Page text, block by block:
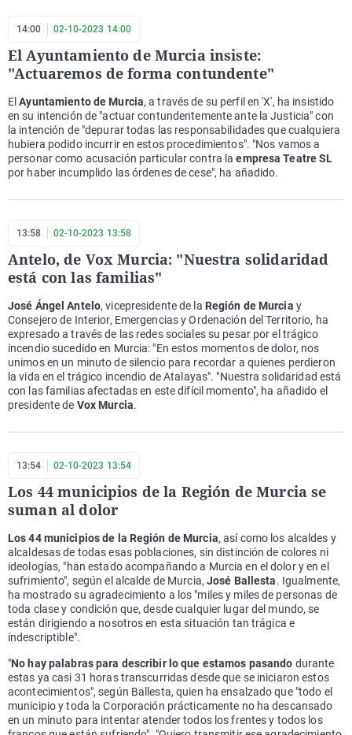
14:00 02-10-2023 14:00
El Ayuntamiento de Murcia insiste:
"Actuaremos de forma contundente"
ElAyuntamiento de Murcia, a través de su perfil en 'X', ha insistido
en su intención de "actuar contundentemente ante la Justicia" con
la intención de "depurar todas las responsabilidades que cualquiera
hubiera podido incurrir en estos procedimientos". "Nos vamos a
personar como acusación particular contra laempresa Teatre SL
por haber incumplido las órdenes de cese", ha añadido.
13:58 02-10-2023 13:58
Antelo, de Vox Murcia: "Nuestra solidaridad
está con las familias"
José Ángel Antelo, vicepresidente de la Región de Murcia y
Consejero de Interior, Emergencias y Ordenación del Territorio, ha
expresado a través de las redes sociales su pesar por el trágico
incendio sucedido en Murcia: "En estos momentos de dolor, nos
unimos en un minuto de silencio para recordar a quienes perdieron
la vida en el trágico incendio de Atalayas". "Nuestra solidaridad está
con las familias afectadas en este difícil momento", ha añadido el
presidente de Vox Murcia.
13:54 02-10-2023 13:54
Los 44 municipios de la Región de Murcia se
suman al dolor
Los 44 municipios de la Región de Murcia, así como los alcaldes y
alcaldesas de todas esas poblaciones, sin distinción de colores ni
ideologías, "han estado acompañando a Murcia en el dolor y en el
sufrimiento", según el alcalde de Murcia,José Ballesta. Igualmente,
ha mostrado su agradecimiento a los "miles y miles de personas de
toda clase y condición que, desde cualquier lugar del mundo, se
están dirigiendo a nosotros en esta situación tan trágica e
indescriptible".
"No hay palabras para describir lo que estamos pasando durante
estas ya casi 31 horas transcurridas desde que se iniciaron estos
acontecimientos", según Ballesta, quien ha ensalzado que "todo el
municipio y toda la Corporación prácticamente no ha descansado
en un minuto para intentar atender todos los frentes y todos los